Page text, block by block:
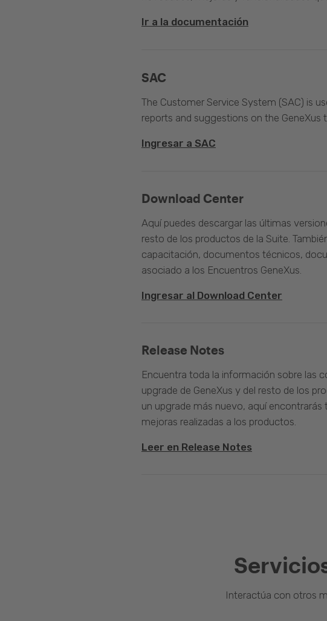
Ir a la documentación
SAC
The Customer Service System (SAC) is
reports and suggestions on the GeneXus
Ingresar a SAC
Download Center
Aquí puedes descargar las últimas
resto de los productos de la Suite.
capacitación, documentos técnicos,
asociado a los Encuentros GeneXus.
Ingresar al Download Center
Release Notes
Encuentra toda la información sobre las
upgrade de GeneXus y del resto de los
un upgrade más nuevo, aquí
mejoras realizadas a los productos.
Leer en Release Notes
Interactúa con otros